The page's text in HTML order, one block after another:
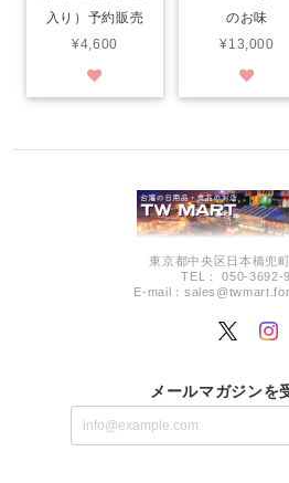
入り）予約販売
¥4,600
のお味
¥13,000
東京都中央区日本橋兜
TEL： 050-3692-
E-mail：
メールマガジンを